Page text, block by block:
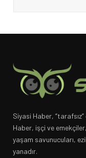
Siyasi Haber, “tarafsız”
Haber, işçi ve
yaşam savunucuları,
yanadır.